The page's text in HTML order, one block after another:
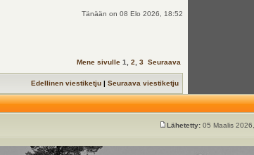
Tänään on 08 Elo 2026, 18:52
Mene sivulle 1 ,2 ,3 Seuraava
Edellinen viestiketju |Seuraava viestiketju
Lähetetty: 05 Maalis